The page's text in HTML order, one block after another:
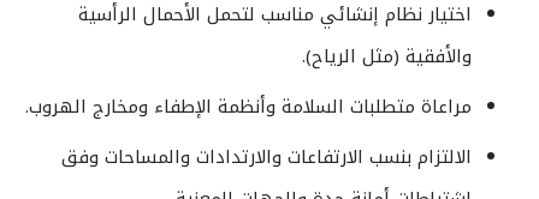
اختيار نظام إنشائي مناسب لتحمل الأحمال الرأسية
والأفقية (مثل الرياح).
مراعاة متطلبات السلامة وأنظمة الإطفاء ومخارج الهروب.
الالتزام بنسب الارتفاعات والارتدادات والمساحات وفق